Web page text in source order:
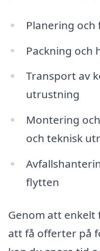
Planering
Packning och
Transport av
utrustning
Montering
och teknisk
flytten
Genom att
att få offerter på